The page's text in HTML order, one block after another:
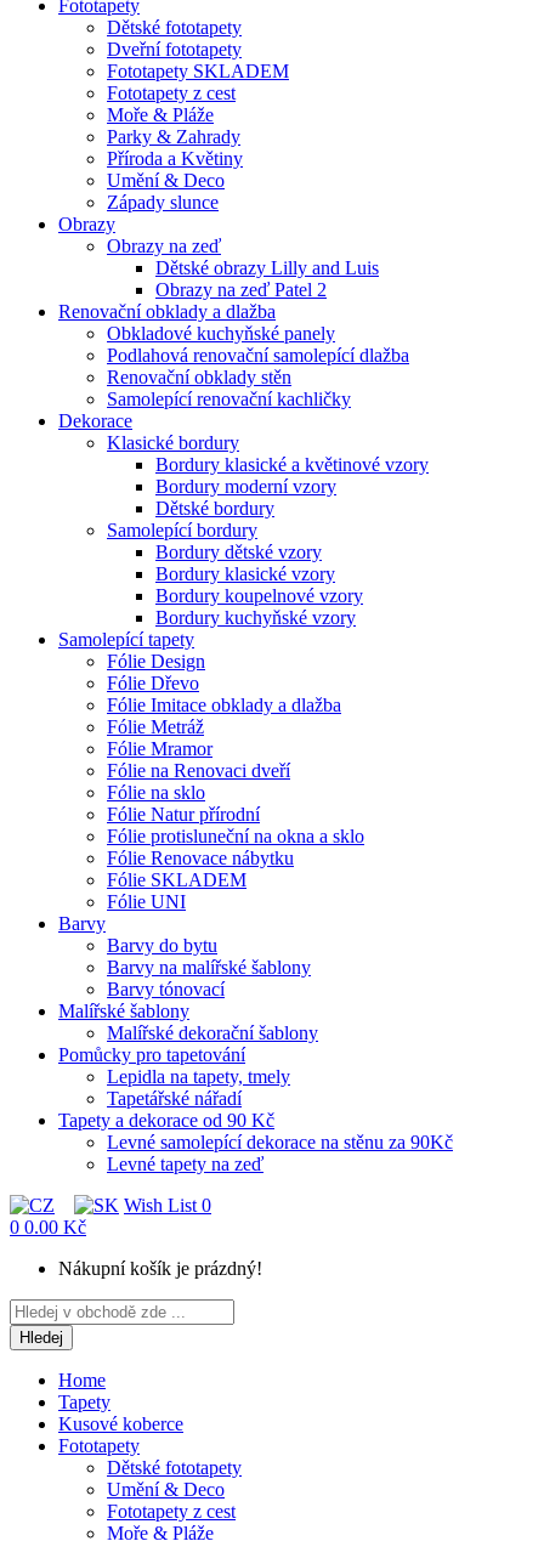
Fototapety
Dětské fototapety
Dveřní fototapety
Fototapety SKLADEM
Fototapety z cest
Moře & Pláže
Parky & Zahrady
Příroda a Květiny
Umění & Deco
Západy slunce
Obrazy
Obrazy na zeď
Dětské obrazy Lilly and Luis
Obrazy na zeď Patel 2
Renovační obklady a dlažba
Obkladové kuchyňské panely
Podlahová renovační samolepící dlažba
Renovační obklady stěn
Samolepící renovační kachličky
Dekorace
Klasické bordury
Bordury klasické a květinové vzory
Bordury moderní vzory
Dětské bordury
Samolepící bordury
Bordury dětské vzory
Bordury klasické vzory
Bordury koupelnové vzory
Bordury kuchyňské vzory
Samolepící tapety
Fólie Design
Fólie Dřevo
Fólie Imitace obklady a dlažba
Fólie Metráž
Fólie Mramor
Fólie na Renovaci dveří
Fólie na sklo
Fólie Natur přírodní
Fólie protisluneční na okna a sklo
Fólie Renovace nábytku
Fólie SKLADEM
Fólie UNI
Barvy
Barvy do bytu
Barvy na malířské šablony
Barvy tónovací
Malířské šablony
Malířské dekorační šablony
Pomůcky pro tapetování
Lepidla na tapety, tmely
Tapetářské nářadí
Tapety a dekorace od 90 Kč
Levné samolepící dekorace na stěnu za 90Kč
Levné tapety na zeď
Wish List 0
0 0.00 Kč
Nákupní košík je prázdný!
Hledej
Home
Tapety
Kusové koberce
Fototapety
Dětské fototapety
Umění & Deco
Fototapety z cest
Moře & Pláže